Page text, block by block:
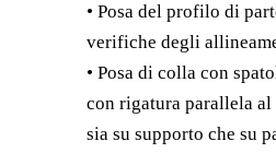
• Posa del profilo di
verifiche degli
• Posa di colla con
con rigatura parallela
sia su supporto che su